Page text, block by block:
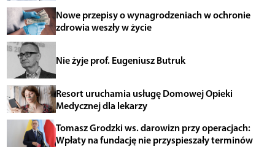
Nowe przepisy o wynagrodzeniach w ochronie
zdrowia weszły w życie
Nie żyje prof. Eugeniusz Butruk
Resort uruchamia usługę Domowej Opieki
Medycznej dla lekarzy
Tomasz Grodzki ws. darowizn przy operacjach:
Wpłaty na fundację nie przyspieszały terminów